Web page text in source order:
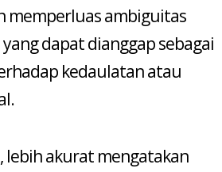
memperluas ambiguitas
dapat dianggap sebagai
kedaulatan atau
lebih akurat mengatakan